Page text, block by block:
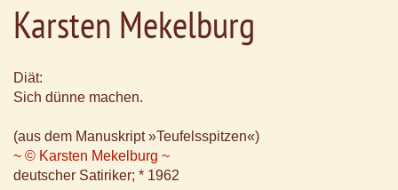
Karsten Mekelburg
Diät:
Sich dünne machen.
(aus dem Manuskript »Teufelsspitzen«)
~ © Karsten Mekelburg ~
deutscher Satiriker; * 1962